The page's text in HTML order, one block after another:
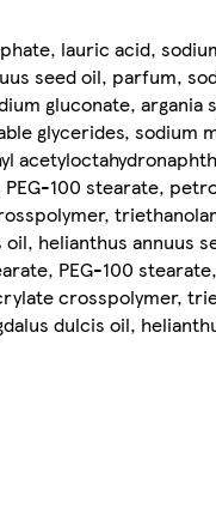
lauric acid,
seed oil, parfum,
gluconate, argania
glycerides, sodium
100 stearate,
helianthus annuus
PEG-100
crosspolymer,
dulcis oil,